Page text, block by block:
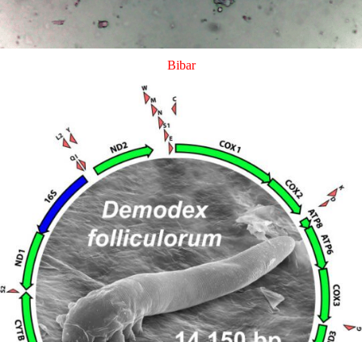
Bibar